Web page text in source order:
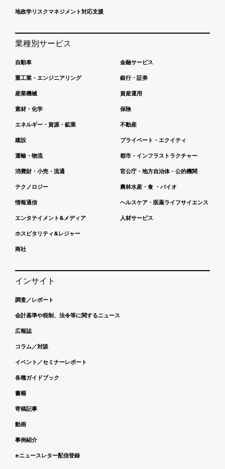
地政学リスクマネジメント対応支援
業種別サービス
自動車
重工業・エンジニアリング
産業機械
素材・化学
エネルギー・資源・鉱業
建設
運輸・物流
消費財・小売・流通
テクノロジー
情報通信
エンタテイメント&メディア
ホスピタリティ&レジャー
商社
金融サービス
銀行・証券
資産運用
保険
不動産
プライベート・エクイティ
都市・インフラストラクチャー
官公庁・地方自治体・公的機関
農林水産・食 ・バイオ
ヘルスケア・医薬ライフサイエンス
人材サービス
インサイト
調査／レポート
会計基準や税制、法令等に関するニュース
広報誌
コラム／対談
イベント／セミナーレポート
各種ガイドブック
書籍
寄稿記事
動画
事例紹介
eニュースレター配信登録